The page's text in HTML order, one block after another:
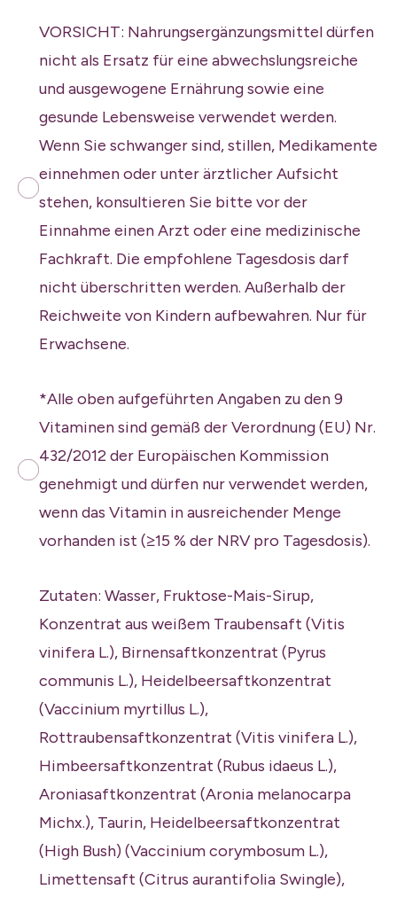
VORSICHT: Nahrungsergänzungsmittel dürfen
nicht als Ersatz für eine abwechslungsreiche
und ausgewogene Ernährung sowie eine
gesunde Lebensweise verwendet werden.
Wenn Sie schwanger sind, stillen, Medikamente
einnehmen oder unter ärztlicher Aufsicht
stehen, konsultieren Sie bitte vor der
Einnahme einen Arzt oder eine medizinische
Fachkraft. Die empfohlene Tagesdosis darf
nicht überschritten werden. Außerhalb der
Reichweite von Kindern aufbewahren. Nur für
Erwachsene.
*Alle oben aufgeführten Angaben zu den 9
Vitaminen sind gemäß der Verordnung (EU) Nr.
432/2012 der Europäischen Kommission
genehmigt und dürfen nur verwendet werden,
wenn das Vitamin in ausreichender Menge
vorhanden ist (≥15 % der NRV pro Tagesdosis).
Zutaten: Wasser, Fruktose-Mais-Sirup,
Konzentrat aus weißem Traubensaft (Vitis
vinifera L.), Birnensaftkonzentrat (Pyrus
communis L.), Heidelbeersaftkonzentrat
(Vaccinium myrtillus L.),
Rottraubensaftkonzentrat (Vitis vinifera L.),
Himbeersaftkonzentrat (Rubus idaeus L.),
Aroniasaftkonzentrat (Aronia melanocarpa
Michx.), Taurin, Heidelbeersaftkonzentrat
(High Bush) (Vaccinium corymbosum L.),
Limettensaft (Citrus aurantifolia Swingle),